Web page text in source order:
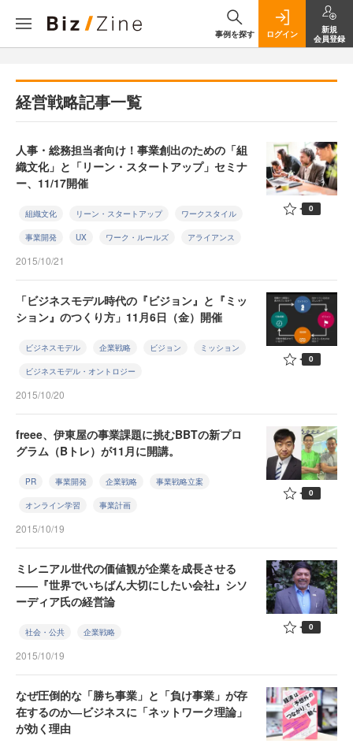
事例を探す ログイン
新規
会員登録
経営戦略記事一覧
人事・総務担当者向け！事業創出のための「組
織文化」と「リーン・スタートアップ」セミナ
ー、11/17開催
組織文化 リーン・スタートアップ ワークスタイル
事業開発 UX ワーク・ルールズ アライアンス
2015/10/21
0
「ビジネスモデル時代の『ビジョン』と『ミッ
ション』のつくり方」11月6日（金）開催
ビジネスモデル 企業戦略 ビジョン ミッション
ビジネスモデル・オントロジー
2015/10/20
0
freee、伊東屋の事業課題に挑むBBTの新プロ
グラム（Bトレ）が11月に開講。
PR 事業開発 企業戦略 事業戦略立案
オンライン学習 事業計画
2015/10/19
0
ミレニアル世代の価値観が企業を成長させる
――『世界でいちばん大切にしたい会社』シソ
ーディア氏の経営論
社会・公共 企業戦略
2015/10/19
0
なぜ圧倒的な「勝ち事業」と「負け事業」が存
在するのか―ビジネスに「ネットワーク理論」
が効く理由